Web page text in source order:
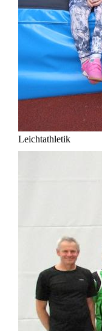
Leichtathletik